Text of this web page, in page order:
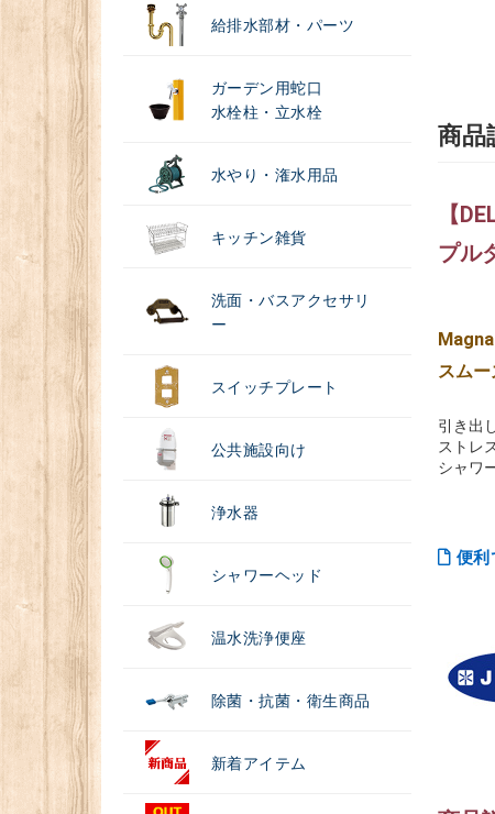
給排水部材・パーツ
ガーデン用蛇口
水栓柱・立水栓
水やり・潅水用品
キッチン雑貨
洗面・バスアクセサリ
ー
スイッチプレート
公共施設向け
浄水器
シャワーヘッド
温水洗浄便座
除菌・抗菌・衛生商品
新着アイテム
商品
【
プル
スム
引き出
ストレ
シャワ
便利